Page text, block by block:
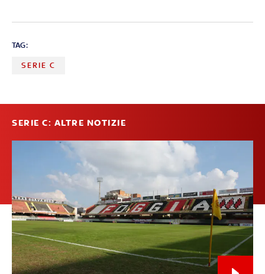
TAG:
SERIE C
SERIE C: ALTRE NOTIZIE